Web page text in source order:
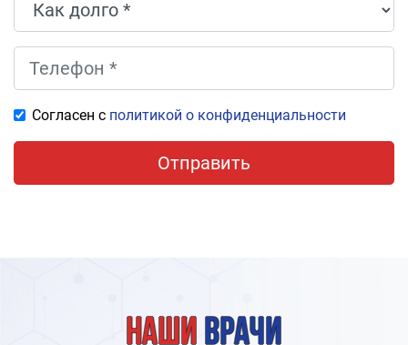
Согласен с политикой о конфиденциальности
Отправить
Наши врачи